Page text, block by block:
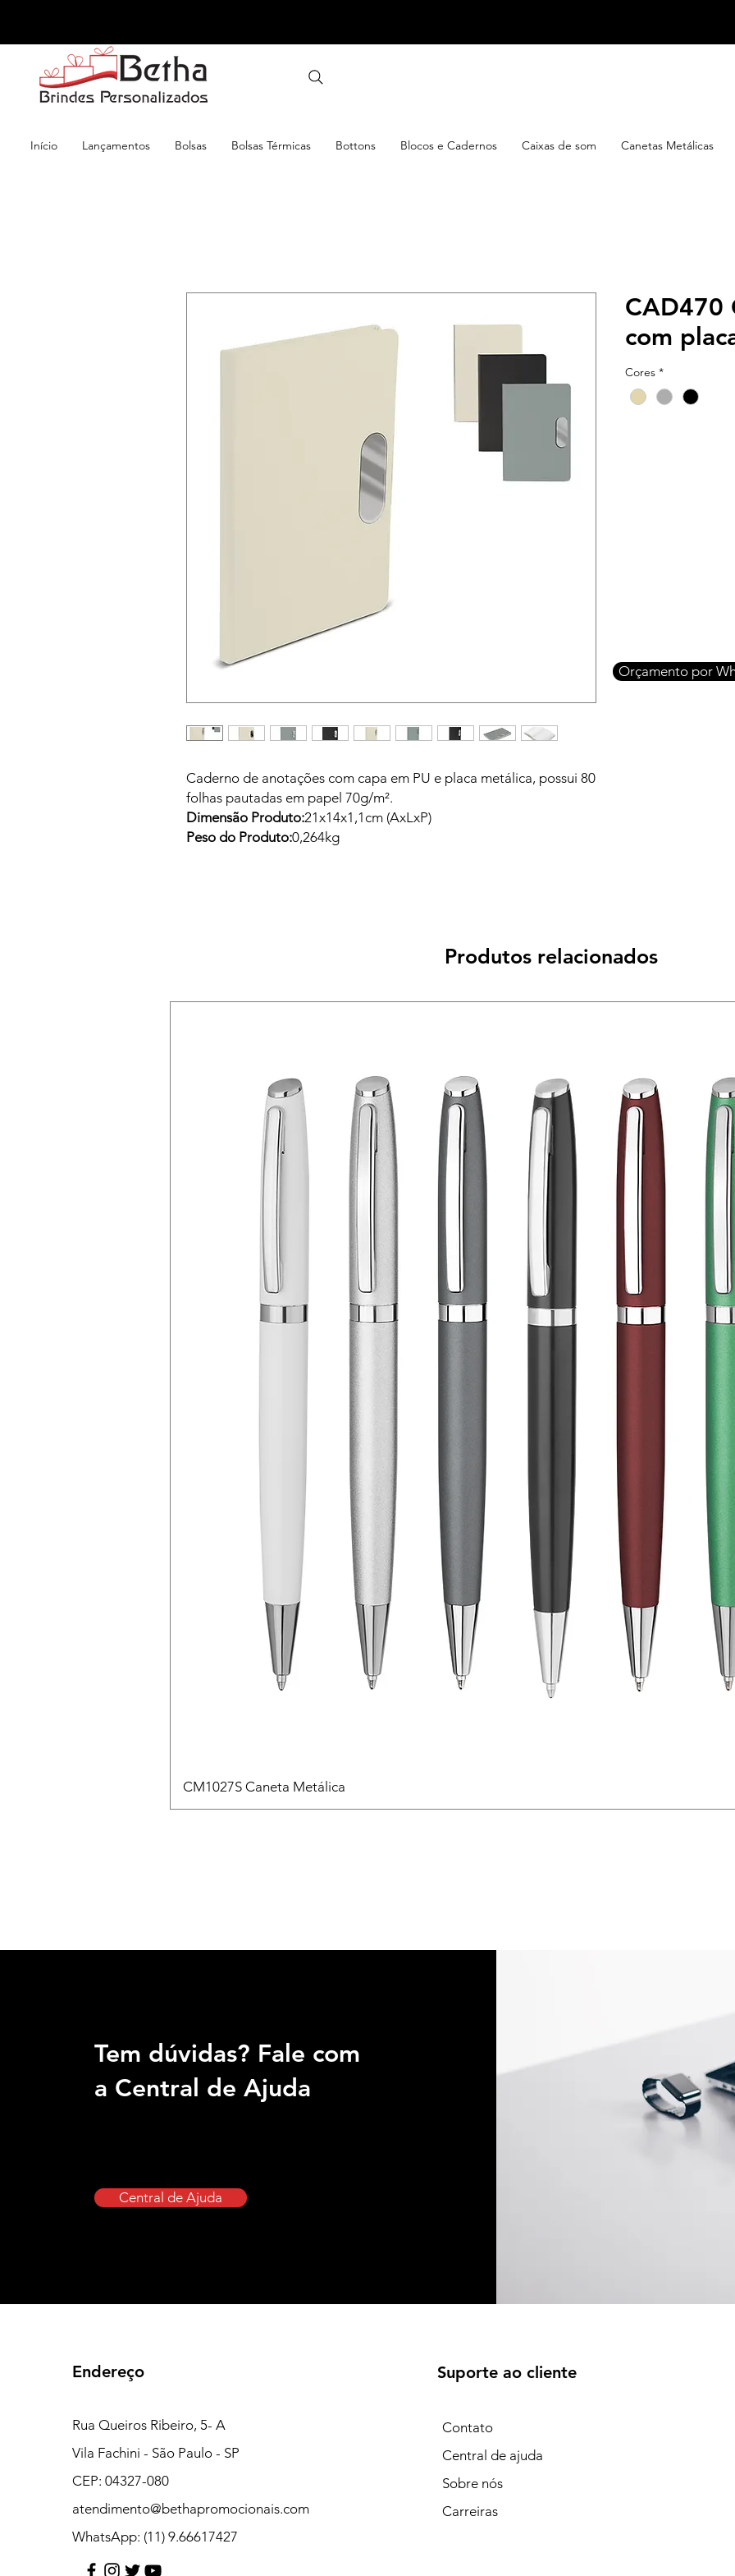
Início Lançamentos Bolsas Bolsas Térmicas Bottons Blocos e Cadernos Caixas de som Canetas Metálicas
Caderno de anotações com capa em PU e placa metálica, possui 80
folhas pautadas em papel 70g/m².
Dimensão Produto:21x14x1,1cm (AxLxP)
Peso do Produto:0,264kg
CAD470
com
Cores *
Orçamento por
Produtos relacionados
CM1027S Caneta Metálica
Tem dúvidas? Fale com
a Central de Ajuda
Central de Ajuda
Endereço
Rua Queiros Ribeiro, 5- A
Vila Fachini - São Paulo - SP
CEP: 04327-080
atendimento@bethapromocionais.com
WhatsApp: (11) 9.66617427
Suporte ao cliente
Contato
Central de ajuda
Sobre nós
Carreiras